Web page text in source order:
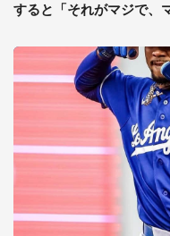
すると「それがマジで、